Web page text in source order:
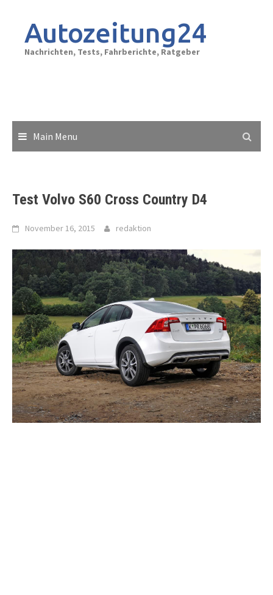
contentAutozeitung24
Nachrichten, Tests, Fahrberichte, Ratgeber
Main Menu
Test Volvo S60 Cross Country D4
November 16, 2015 redaktion